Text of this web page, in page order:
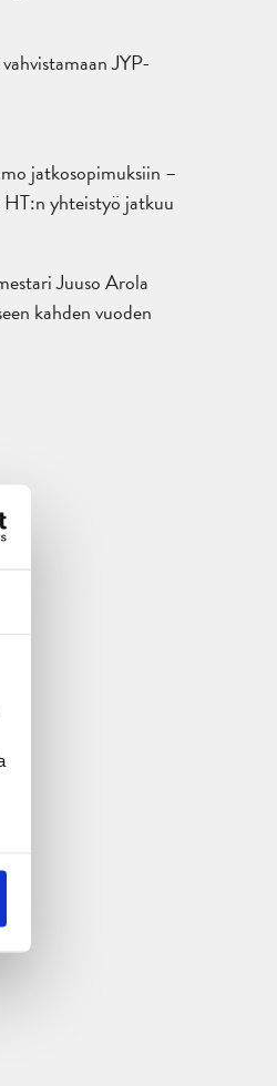
JYP-
jatkosopimuksiin –
HT:n yhteistyö jatkuu
Juuso Arola
kahden vuoden